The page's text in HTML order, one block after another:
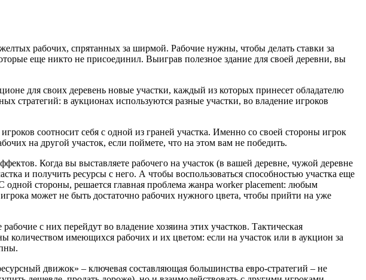
рабочих, спрятанных за ширмой. Рабочие нужны, чтобы делать ставки за
еще никто не присоединил. Выиграв полезное здание для своей деревни, вы
для своих деревень новые участки, каждый из которых принесет обладателю
стратегий: в аукционах используются разные участки, во владение игроков
соотносит себя с одной из граней участка. Именно со своей стороны игрок
на другой участок, если поймете, что на этом вам не победить.
Когда вы выставляете рабочего на участок (в вашей деревне, чужой деревне
и получить ресурсы с него. А чтобы воспользоваться способностью участка еще
одной стороны, решается главная проблема жанра worker placement: любым
может не быть достаточно рабочих нужного цвета, чтобы прийти на уже
с них перейдут во владение хозяина этих участков. Тактическая
количеством имеющихся рабочих и их цветом: если на участок или в аукцион за
движок» – ключевая составляющая большинства евро-стратегий – не